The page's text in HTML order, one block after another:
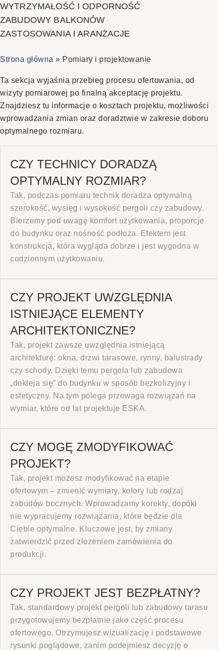
WYTRZYMAŁOŚĆ I ODPORNOŚĆ
ZABUDOWY BALKONÓW
ZASTOSOWANIA I ARANŻACJE
Strona główna » Pomiary i projektowanie
Ta sekcja wyjaśnia przebieg procesu ofertowania, od
wizyty pomiarowej po finalną akceptację projektu.
Znajdziesz tu informacje o kosztach projektu, możliwości
wprowadzania zmian oraz doradztwie w zakresie doboru
optymalnego rozmiaru.
CZY TECHNICY DORADZĄ
OPTYMALNY ROZMIAR?
Tak, podczas pomiaru technik doradza optymalną
szerokość, wysięg i wysokość pergoli czy zabudowy.
Bierzemy pod uwagę komfort użytkowania, proporcje
do budynku oraz nośność podłoża. Efektem jest
konstrukcja, która wygląda dobrze i jest wygodna w
codziennym użytkowaniu.
CZY PROJEKT UWZGLĘDNIA
ISTNIEJĄCE ELEMENTY
ARCHITEKTONICZNE?
Tak, projekt zawsze uwzględnia istniejącą
architekturę: okna, drzwi tarasowe, rynny, balustrady
czy schody. Dzięki temu pergola lub zabudowa
„dokleja się” do budynku w sposób bezkolizyjny i
estetyczny. Na tym polega przewaga rozwiązań na
wymiar, które od lat projektuje ESKA.
CZY MOGĘ ZMODYFIKOWAĆ
PROJEKT?
Tak, projekt możesz modyfikować na etapie
ofertowym – zmienić wymiary, kolory lub rodzaj
zabudów bocznych. Wprowadzamy korekty, dopóki
nie wypracujemy rozwiązania, które będzie dla
Ciebie optymalne. Kluczowe jest, by zmiany
zatwierdzić przed złożeniem zamówienia do
produkcji.
CZY PROJEKT JEST BEZPŁATNY?
Tak, standardowy projekt pergoli lub zabudowy tarasu
przygotowujemy bezpłatnie jako część procesu
ofertowego. Otrzymujesz wizualizację i podstawowe
rysunki poglądowe, zanim podejmiesz decyzję o